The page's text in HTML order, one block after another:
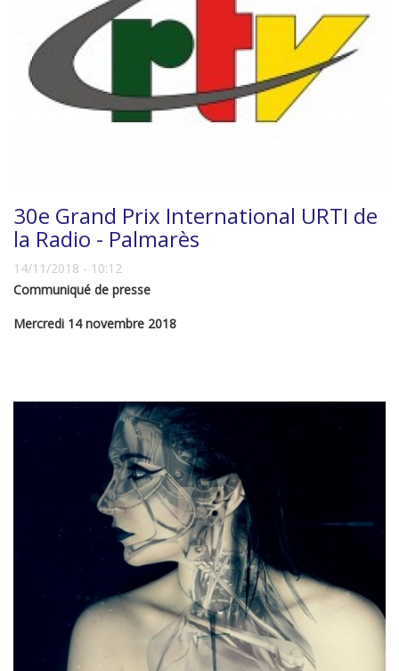
30e Grand Prix International URTI de
la Radio - Palmarès
14/11/2018 - 10:12
Communiqué de presse
Mercredi 14 novembre 2018